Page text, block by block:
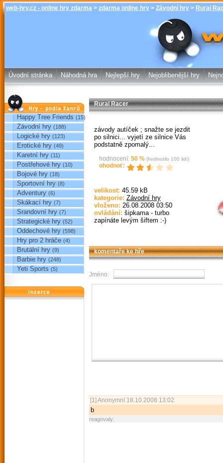
web-hry.cz - online hry zdarma > zdarma online hry > Závodní hry > Rural
Rural
online hry
Úvodní stránka Náhodná hra Nejlepší hry Nejoblibenější hry
Hry podle žánrů
Happy Tree Friends (15)
Závodní hry (188)
Logické hry (123)
Erotické hry (49)
Karetní hry (11)
Postřehové hry (10)
Bojové hry (18)
Sportovní hry (8)
Adventury (6)
Skákací hry (7)
Srandovní hry (7)
Strategické hry (52)
Oddechové hry (598)
Hry pro 2 hráče (4)
Brutální hry (9)
Barbie hry (248)
Yeti Sports (5)
reklama
Rural Racer
závody autíček ; snažte se jezdit
po silnici... vyjetí ze silnice Vás
podstatně zpomalý...
hodnocení: 50 % (hodnotilo 100 lidí)
ohodnoť:
velikost: 45.59 kB
kategorie: Závodní hry
vloženo: 26.08.2008 03:50
ovládání: šipkama - turbo
zapínáte levým šiftem :-)
komentaře ke hře
Jméno:
[1] Anonymní 18.10.2008 13:02
b
reagovaly: